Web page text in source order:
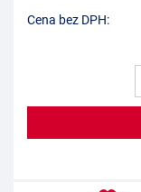
Cena bez DPH: